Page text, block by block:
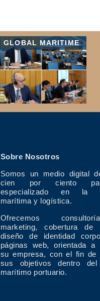
GLOBAL MARITIME
Sobre Nosotros
Somos un medio digital
cien por ciento
especializado en la
marítima y logística.
Ofrecemos
marketing, cobertura de
diseño de identidad
páginas web, orientada a
su empresa, con el fin de
sus objetivos dentro del
marítimo portuario.